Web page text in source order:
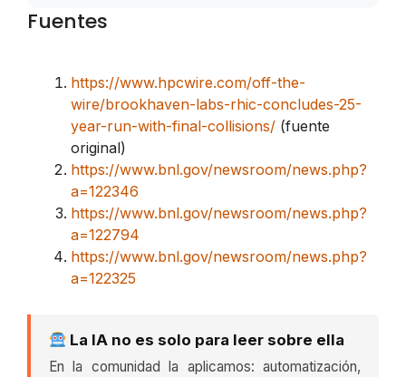
Fuentes
https://www.hpcwire.com/off-the-
wire/brookhaven-labs-rhic-concludes-25-
year-run-with-final-collisions/ (fuente
original)
https://www.bnl.gov/newsroom/news.php?
a=122346
https://www.bnl.gov/newsroom/news.php?
a=122794
https://www.bnl.gov/newsroom/news.php?
a=122325
La IA no es solo para leer sobre ella
En la comunidad la aplicamos: automatización,